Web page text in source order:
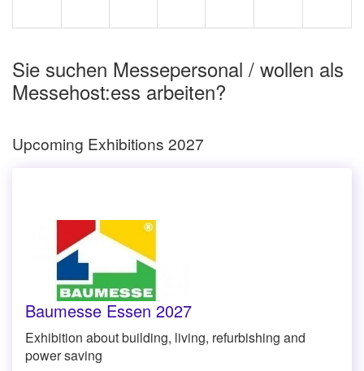
Sie suchen Messepersonal / wollen als
Messehost:ess arbeiten?
Upcoming Exhibitions 2027
Baumesse Essen 2027
Exhibition about building, living, refurbishing and
power saving